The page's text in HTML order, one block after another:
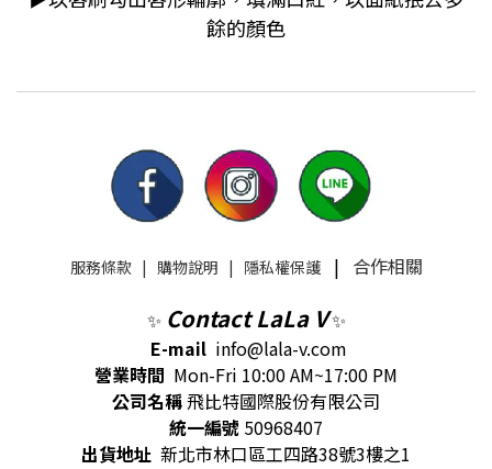
餘的顏色
服務條款| 購物說明 | 隱私權保護| 合作相關
✨ Contact LaLa V✨
E-mail info@lala-v.com
營業時間 Mon-Fri 10:00 AM~17:00 PM
公司名稱飛比特國際股份有限公司
統一編號 50968407
出貨地址 新北市林口區工四路38號3樓之1